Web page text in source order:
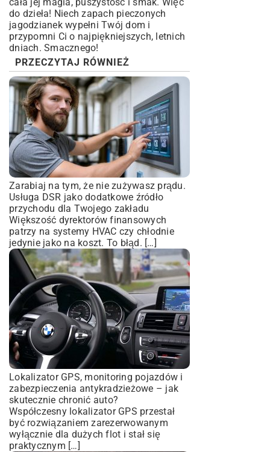
do dzieła! Niech zapach pieczonych
jagodzianek wypełni Twój dom i
przypomni Ci o najpiękniejszych, letnich
dniach. Smacznego!
PRZECZYTAJ RÓWNIEŻ
Zarabiaj na tym, że nie zużywasz prądu.
Usługa DSR jako dodatkowe źródło
przychodu dla Twojego zakładu
Większość dyrektorów finansowych
patrzy na systemy HVAC czy chłodnie
jedynie jako na koszt. To błąd. […]
Lokalizator GPS, monitoring pojazdów i
zabezpieczenia antykradzieżowe – jak
skutecznie chronić auto?
Współczesny lokalizator GPS przestał
być rozwiązaniem zarezerwowanym
wyłącznie dla dużych flot i stał się
praktycznym […]